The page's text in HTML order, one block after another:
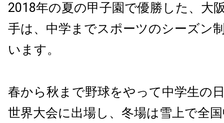
2018年の夏の甲子園で優勝した、大
手は、中学までスポーツのシーズン
います。
春から秋まで野球をやって中学生の
世界大会に出場し、冬場は雪上で全